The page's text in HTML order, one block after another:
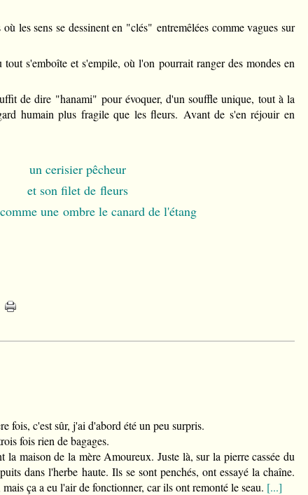
les sens se dessinent en "clés" entremêlées comme vagues sur
s'emboîte et s'empile, où l'on pourrait ranger des mondes en
de dire "hanami" pour évoquer, d'un souffle unique, tout à la
humain plus fragile que les fleurs. Avant de s'en réjouir en
un cerisier pêcheur
et son filet de fleurs
une ombre le canard de l'étang
fois, c'est sûr, j'ai d'abord été un peu surpris.
fois rien de bagages.
maison de la mère Amoureux. Juste là, sur la pierre cassée du
dans l'herbe haute. Ils se sont penchés, ont essayé la chaîne.
ça a eu l'air de fonctionner, car ils ont remonté le seau. [...]